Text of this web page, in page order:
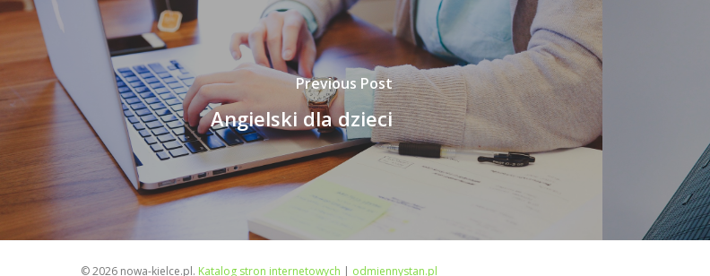
Previous Post
Angielski dla dzieci
© 2026 nowa-kielce.pl. Katalog stron internetowych | odmiennystan.pl